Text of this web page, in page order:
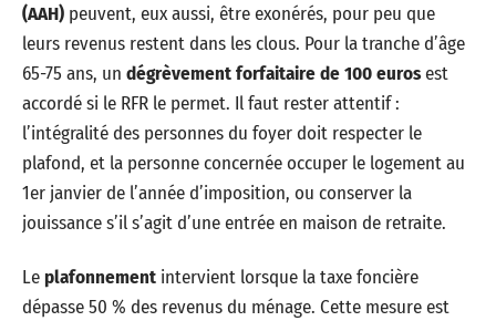
(AAH) peuvent, eux aussi, être exonérés, pour peu que
leurs revenus restent dans les clous. Pour la tranche d’âge
65-75 ans, un dégrèvement forfaitaire de 100 eurosest
accordé si le RFR le permet. Il faut rester attentif :
l’intégralité des personnes du foyer doit respecter le
plafond, et la personne concernée occuper le logement au
1er janvier de l’année d’imposition, ou conserver la
jouissance s’il s’agit d’une entrée en maison de retraite.
Leplafonnement intervient lorsque la taxe foncière
dépasse 50 % des revenus du ménage. Cette mesure est